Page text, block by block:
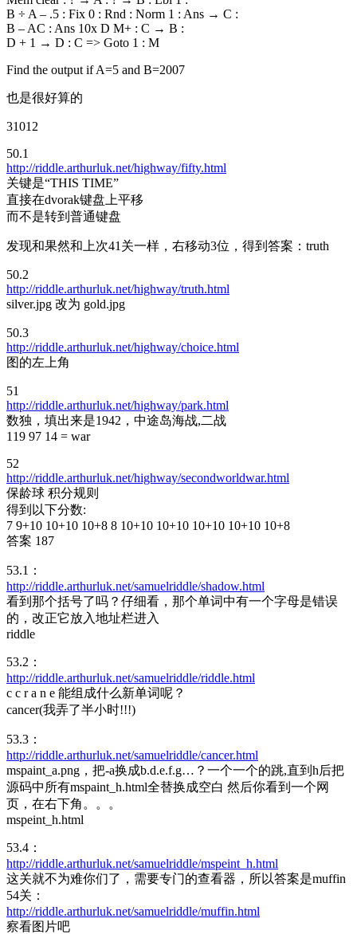
B ÷ A – .5 : Fix 0 : Rnd : Norm 1 : Ans → C :
B – AC : Ans 10x D M+ : C → B :
D + 1 → D : C => Goto 1 : M
Find the output if A=5 and B=2007
也是很好算的
31012
50.1
http://riddle.arthurluk.net/highway/fifty.html
关键是“THIS TIME”
直接在dvorak键盘上平移
而不是转到普通键盘
发现和果然和上次41关一样，右移动3位，得到答案：truth
50.2
http://riddle.arthurluk.net/highway/truth.html
silver.jpg 改为 gold.jpg
50.3
http://riddle.arthurluk.net/highway/choice.html
图的左上角
51
http://riddle.arthurluk.net/highway/park.html
数独，填出来是1942，中途岛海战,二战
119 97 14 = war
52
http://riddle.arthurluk.net/highway/secondworldwar.html
保龄球 积分规则
得到以下分数:
7 9+10 10+10 10+8 8 10+10 10+10 10+10 10+10 10+8
答案 187
53.1：
http://riddle.arthurluk.net/samuelriddle/shadow.html
看到那个括号了吗？仔细看，那个单词中有一个字母是错误
的，改正它放入地址栏进入
riddle
53.2：
http://riddle.arthurluk.net/samuelriddle/riddle.html
c c r a n e 能组成什么新单词呢？
cancer(我弄了半小时!!!)
53.3：
http://riddle.arthurluk.net/samuelriddle/cancer.html
mspaint_a.png，把-a换成b.d.e.f.g…？一个一个的跳,直到h后把
源码中所有mspaint_h.html全替换成空白 然后你看到一个网
页，在右下角。。。
mspeint_h.html
53.4：
http://riddle.arthurluk.net/samuelriddle/mspeint_h.html
这关就不为难你们了，需要专门的查看器，所以答案是muffin
54关：
http://riddle.arthurluk.net/samuelriddle/muffin.html
察看图片吧